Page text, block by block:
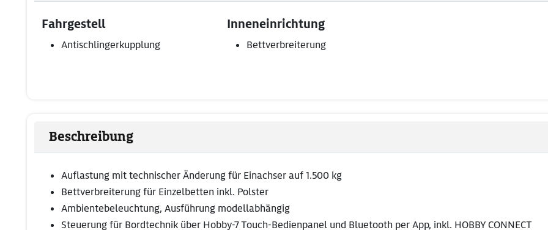
Fahrgestell
Antischlingerkupplung
Inneneinrichtung
Bettverbreiterung
Beschreibung
Auflastung mit technischer Änderung für Einachser auf 1.500 kg
Bettverbreiterung für Einzelbetten inkl. Polster
Ambientebeleuchtung, Ausführung modellabhängig
Steuerung für Bordtechnik über Hobby-7 Touch-Bedienpanel und Bluetooth per App, inkl. HOBBY CONNECT